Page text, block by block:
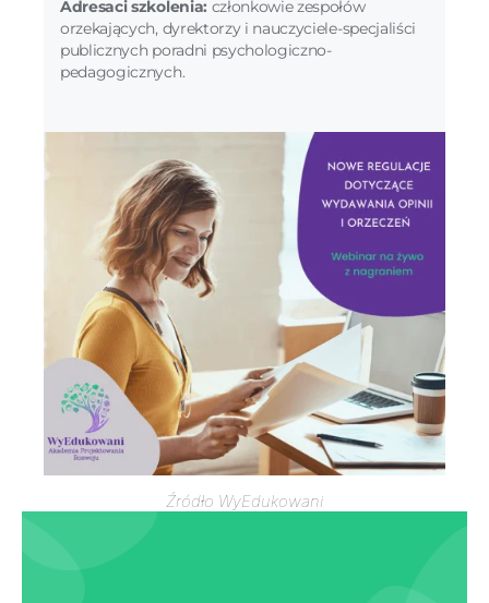
Adresaci szkolenia: członkowie zespołów
orzekających, dyrektorzy i nauczyciele-specjaliści
publicznych poradni psychologiczno-
pedagogicznych.
Źródło WyEdukowani